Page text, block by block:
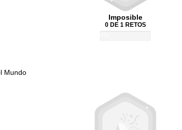
Imposible
0 DE 1 RETOS
Mundo